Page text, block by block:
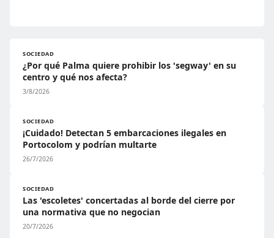
SOCIEDAD
¿Por qué Palma quiere prohibir los 'segway' en su
centro y qué nos afecta?
3/8/2026
SOCIEDAD
¡Cuidado! Detectan 5 embarcaciones ilegales en
Portocolom y podrían multarte
26/7/2026
SOCIEDAD
Las 'escoletes' concertadas al borde del cierre por
una normativa que no negocian
20/7/2026